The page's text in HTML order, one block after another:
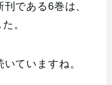
である6巻は、
。
ていますね。